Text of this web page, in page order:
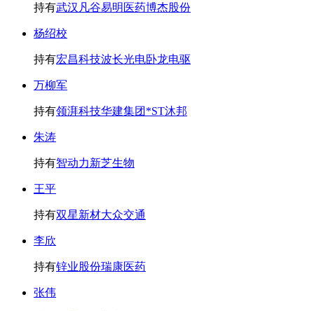
持有武汉凡谷易明医药博杰股份
杨绍校
持有宏昌科技波长光电卧龙电驱
万柳军
持有领湃科技华建集团 *ST沐邦
朱涛
持有智动力新芝生物
王平
持有双星新材大众交通
李欣
持有锌业股份瑞康医药
张伟